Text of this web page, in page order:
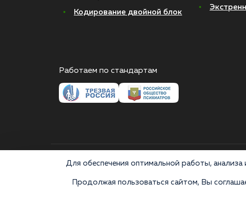
Кодирование двойной блок
Работаем по стандартам
© 2026 Все права защищены
Медицинские услуги оказываются ООО "М-Трезвость", по
аналогов карается в соответствии с законом 228.1 УКРФ
Для обеспечения оптимальной работы, анализа
Продолжая пользоваться сайтом, Вы